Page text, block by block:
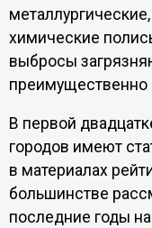
химические
выбросы
В первой
городов имеют
в материалах
большинстве
последние годы